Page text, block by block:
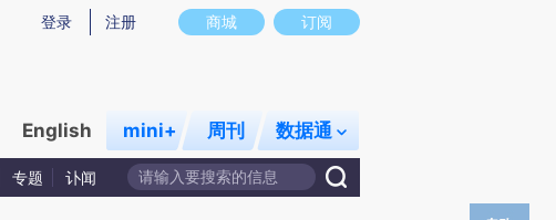
商城 订阅
登录 注册
English mini+ 周刊 数据通
专题 讣闻